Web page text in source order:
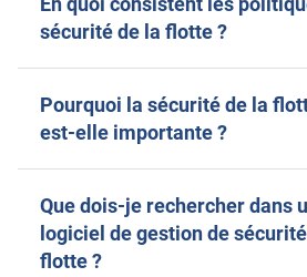
sécurité de la flotte ?
Pourquoi la sécurité de la
est-elle importante ?
Que dois-je rechercher dans
logiciel de gestion de
flotte ?